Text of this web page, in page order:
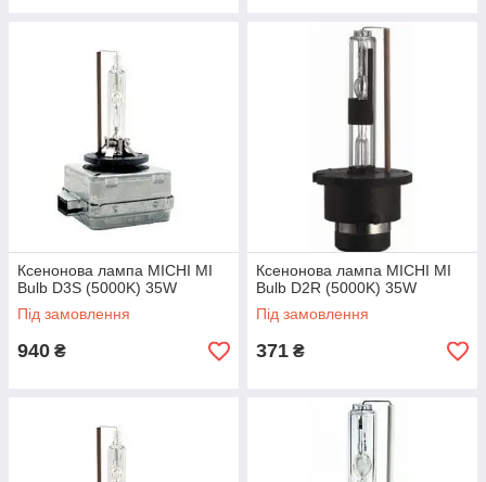
Ксенонова лампа MICHI MI
Bulb D3S (5000K) 35W
Під замовлення
940 ₴
Ксенонова лампа MICHI MI
Bulb D2R (5000K) 35W
Під замовлення
371 ₴